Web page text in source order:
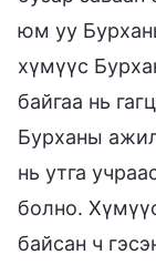
юм уу
хүмүүс
байгаа нь
Бурханы
нь утга
болно.
байсан ч